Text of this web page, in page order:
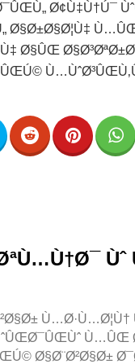
Ø¢Ù‡Ù†Ú¯
Ø§Ø±Ø§Ø¦Ù‡
Ø§ÛŒ
Ùˆ
Ù…Ø·Ù…Ø¦Ù†
Ù…ÛŒ
Ø§Ø¨Ø²Ø§Ø±